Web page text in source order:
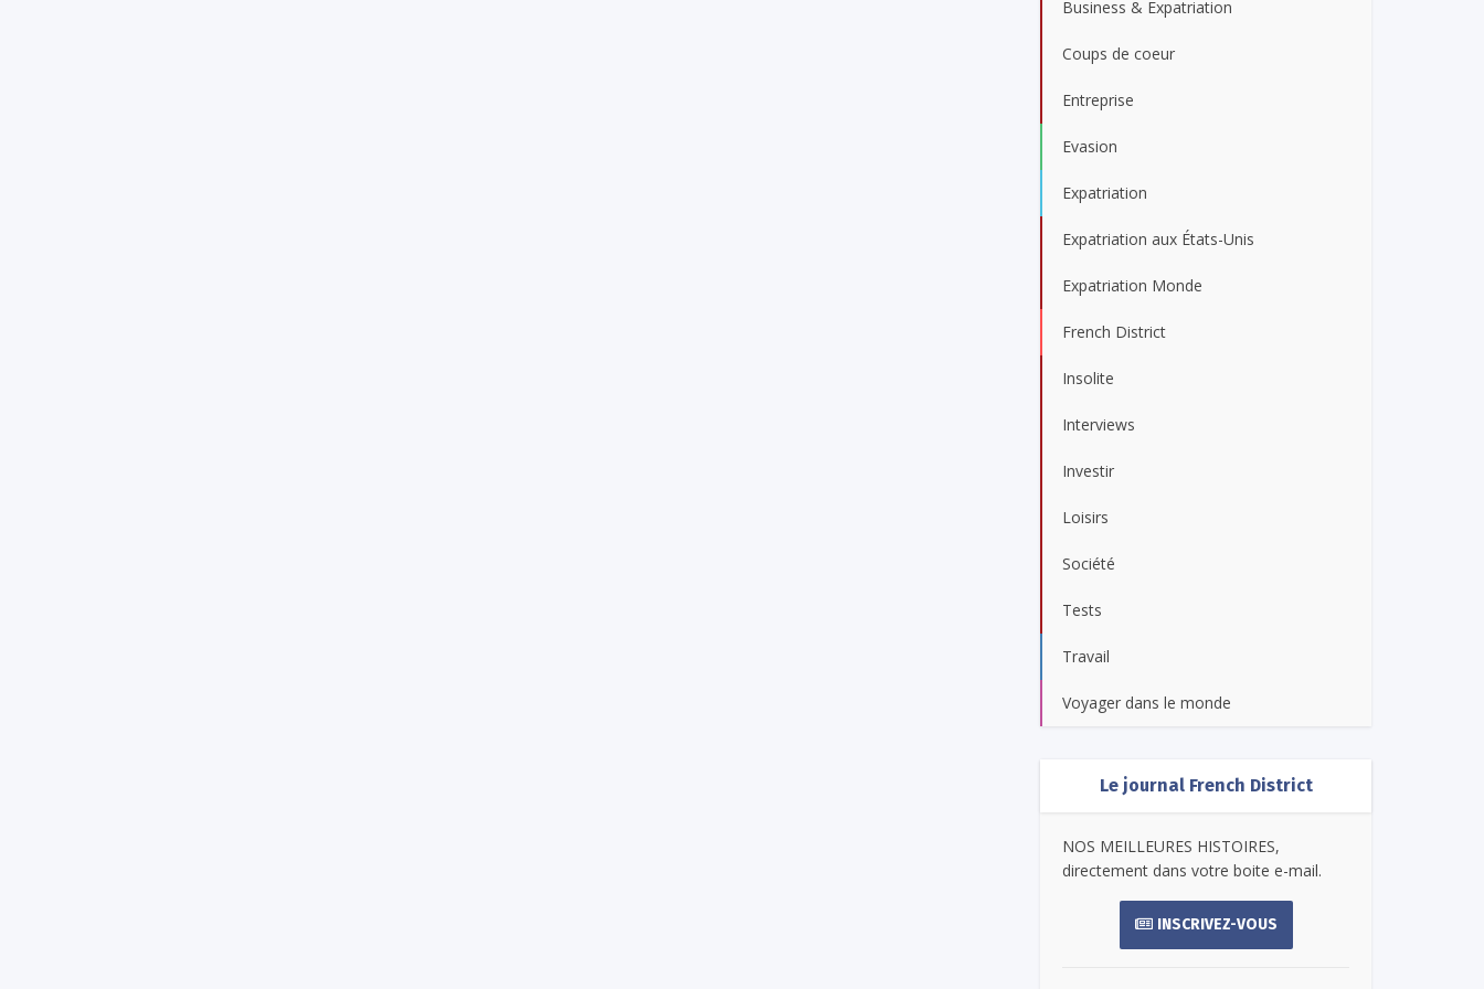
Business & Expatriation
Coups de coeur
Entreprise
Evasion
Expatriation
Expatriation aux États-Unis
Expatriation Monde
French District
Insolite
Interviews
Investir
Loisirs
Société
Tests
Travail
Voyager dans le monde
Le journal French District
NOS MEILLEURES HISTOIRES,
directement dans votre boite e-mail.
INSCRIVEZ-VOUS